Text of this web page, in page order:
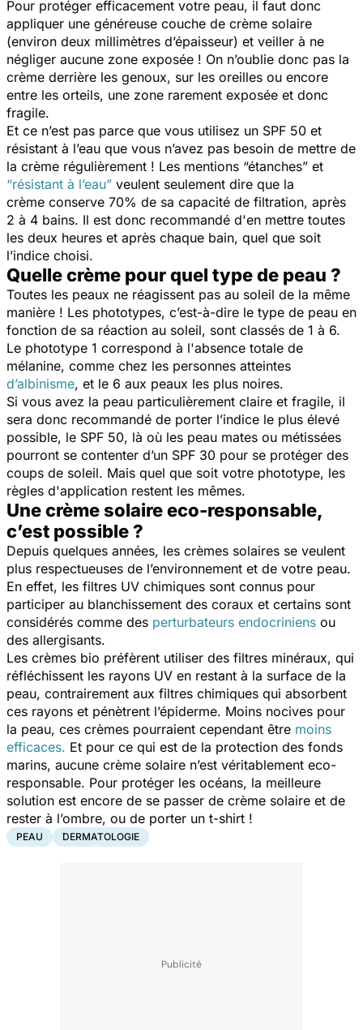
Pour protéger efficacement votre peau, il faut donc
appliquer une généreuse couche de crème solaire
(environ deux millimètres d’épaisseur) et veiller à ne
négliger aucune zone exposée ! On n’oublie donc pas la
crème derrière les genoux, sur les oreilles ou encore
entre les orteils, une zone rarement exposée et donc
fragile.
Et ce n’est pas parce que vous utilisez un SPF 50 et
résistant à l’eau que vous n’avez pas besoin de mettre de
la crème régulièrement ! Les mentions “étanches” et
“résistant à l’eau” veulent seulement dire que la
crème conserve 70% de sa capacité de filtration, après
2 à 4 bains. Il est donc recommandé d'en mettre toutes
les deux heures et après chaque bain, quel que soit
l’indice choisi.
Quelle crème pour quel type de peau ?
Toutes les peaux ne réagissent pas au soleil de la même
manière ! Les phototypes, c’est-à-dire le type de peau en
fonction de sa réaction au soleil, sont classés de 1 à 6.
Le phototype 1 correspond à l'absence totale de
mélanine, comme chez les personnes atteintes
d’albinisme, et le 6 aux peaux les plus noires.
Si vous avez la peau particulièrement claire et fragile, il
sera donc recommandé de porter l’indice le plus élevé
possible, le SPF 50, là où les peau mates ou métissées
pourront se contenter d’un SPF 30 pour se protéger des
coups de soleil. Mais quel que soit votre phototype, les
règles d'application restent les mêmes.
Une crème solaire eco-responsable,
c’est possible ?
Depuis quelques années, les crèmes solaires se veulent
plus respectueuses de l’environnement et de votre peau.
En effet, les filtres UV chimiques sont connus pour
participer au blanchissement des coraux et certains sont
considérés comme des perturbateurs endocriniens ou
des allergisants.
Les crèmes bio préfèrent utiliser des filtres minéraux, qui
réfléchissent les rayons UV en restant à la surface de la
peau, contrairement aux filtres chimiques qui absorbent
ces rayons et pénètrent l’épiderme. Moins nocives pour
la peau, ces crèmes pourraient cependant être moins
efficaces. Et pour ce qui est de la protection des fonds
marins, aucune crème solaire n’est véritablement eco-
responsable. Pour protéger les océans, la meilleure
solution est encore de se passer de crème solaire et de
rester à l’ombre, ou de porter un t-shirt !
PEAU DERMATOLOGIE